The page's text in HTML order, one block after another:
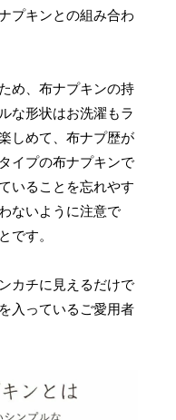
プキンとの組み合わ
め、布ナプキンの持
な形状はお洗濯もラ
しめて、布ナプ歴が
イプの布ナプキンで
いることを忘れやす
ないように注意で
です。
カチに見えるだけで
入っているご愛用者